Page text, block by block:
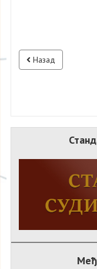
Назад